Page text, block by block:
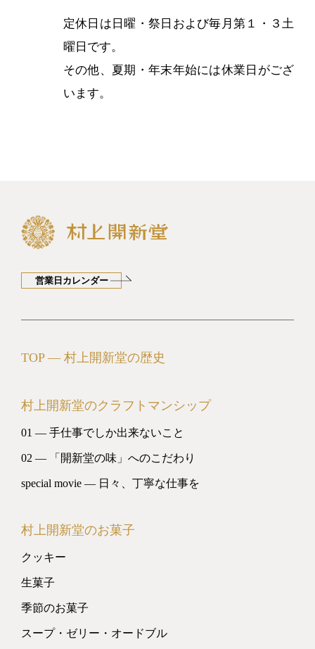
2026
定休日は日曜・祭日および毎月第１・３土
曜日です。
その他、夏期・年末年始には休業日がござ
います。
営業日カレンダー
TOP ― 村上開新堂の歴史
村上開新堂のクラフトマンシップ
01 ― 手仕事でしか出来ないこと
02 ― 「開新堂の味」へのこだわり
special movie ― 日々、丁寧な仕事を
村上開新堂のお菓子
クッキー
生菓子
季節のお菓子
スープ・ゼリー・オードブル